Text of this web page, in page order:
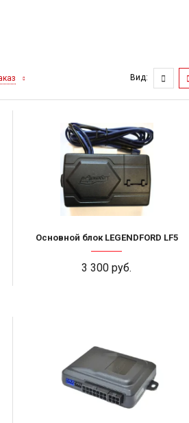
Вид:
Основной блок LEGENDFORD LF5
3 300 руб.